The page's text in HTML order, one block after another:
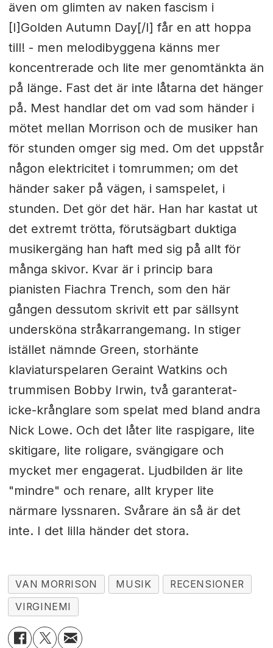
även om glimten av naken fascism i
[I]Golden Autumn Day[/I] får en att hoppa
till! - men melodibyggena känns mer
koncentrerade och lite mer genomtänkta än
på länge. Fast det är inte låtarna det hänger
på. Mest handlar det om vad som händer i
mötet mellan Morrison och de musiker han
för stunden omger sig med. Om det uppstår
någon elektricitet i tomrummen; om det
händer saker på vägen, i samspelet, i
stunden. Det gör det här. Han har kastat ut
det extremt trötta, förutsägbart duktiga
musikergäng han haft med sig på allt för
många skivor. Kvar är i princip bara
pianisten Fiachra Trench, som den här
gången dessutom skrivit ett par sällsynt
undersköna stråkarrangemang. In stiger
istället nämnde Green, storhänte
klaviaturspelaren Geraint Watkins och
trummisen Bobby Irwin, två garanterat-
icke-krånglare som spelat med bland andra
Nick Lowe. Och det låter lite raspigare, lite
skitigare, lite roligare, svängigare och
mycket mer engagerat. Ljudbilden är lite
"mindre" och renare, allt kryper lite
närmare lyssnaren. Svårare än så är det
inte. I det lilla händer det stora.
VAN MORRISON MUSIK
RECENSIONER
VIRGINEMI